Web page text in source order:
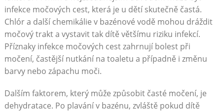
infekce močových cest, která je u dětí skutečně častá.
Chlór a další chemikálie v bazénové vodě mohou dráždit
močový trakt a vystavit tak dítě většímu riziku infekcí.
Příznaky infekce močových cest zahrnují bolest při
močení, častější nutkání na toaletu a případně i změnu
barvy nebo zápachu moči.
Dalším faktorem, který může způsobit časté močení, je
dehydratace. Po plavání v bazénu, zvláště pokud dítě